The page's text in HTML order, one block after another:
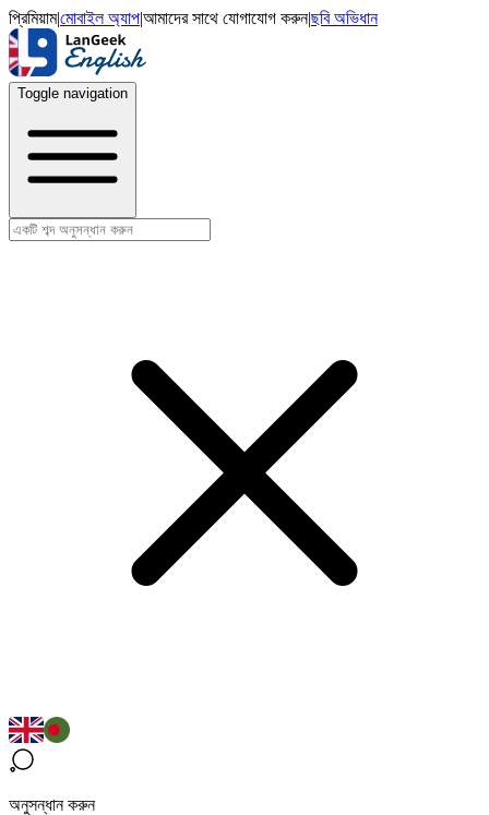
প্রিমিয়াম|মোবাইল অ্যাপ|আমাদের সাথে যোগাযোগ করুন|ছবি অভিধান
Toggle navigation
অনুসন্ধান করুন